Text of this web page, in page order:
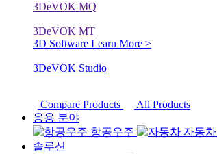
3DeVOK MQ
3DeVOK MT
3D Software Learn More >
3DeVOK Studio
Compare Products
All Products
응용 분야
항공우주
자동차
솔루션